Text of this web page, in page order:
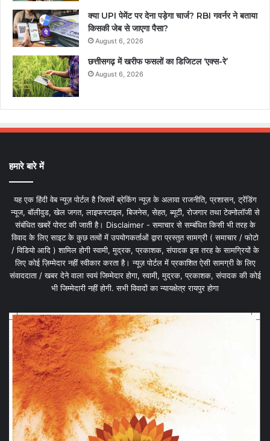
क्या UPI पेमेंट पर देना पड़ेगा चार्ज? RBI गवर्नर ने बताया
किसकी जेब से जाएगा पैसा?
August 6, 2026
छत्तीसगढ़ में खरीफ फसलों का डिजिटल ‘एक्स-रे’
August 6, 2026
हमारे बारे में
यह एक हिंदी वेब न्यूज़ पोर्टल है जिसमें ब्रेकिंग न्यूज़ के अलावा राजनीति, प्रशासन, ट्रेंडिंग
न्यूज, बॉलीवुड, खेल जगत, लाइफस्टाइल, बिजनेस, सेहत, ब्यूटी, रोजगार तथा टेक्नोलॉजी से
संबंधित खबरें पोस्ट की जाती है। Disclaimer - समाचार से सम्बंधित किसी भी तरह के
विवाद के लिए साइट के कुछ तत्वों में उपयोगकर्ताओं द्वारा प्रस्तुत सामग्री ( समाचार / फोटो
/ विडियो आदि ) शामिल होगी स्वामी, मुद्रक, प्रकाशक, संपादक इस तरह के सामग्रियों के
लिए कोई ज़िम्मेदार नहीं स्वीकार करता है। न्यूज़ पोर्टल में प्रकाशित ऐसी सामग्री के लिए
संवाददाता / खबर देने वाला स्वयं जिम्मेदार होगा, स्वामी, मुद्रक, प्रकाशक, संपादक की कोई
भी जिम्मेदारी नहीं होगी. सभी विवादों का न्यायक्षेत्र रायपुर होगा